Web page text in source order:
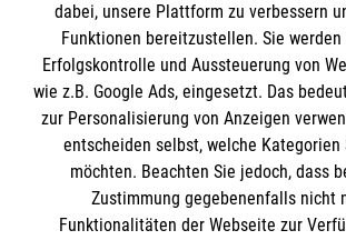
Spendenkonto
Empfänger: Malteser Hilfsdienst e.V.
IBAN: DE10 3706 0120 1201 2000 12
BIC: GENODED 1PA7
dabei, unsere Plattform zu verbessern
Funktionen bereitzustellen. Sie werden
Erfolgskontrolle und Aussteuerung von
wie z.B. Google Ads, eingesetzt. Das
zur Personalisierung von Anzeigen
entscheiden selbst, welche Kategorien
möchten. Beachten Sie jedoch, dass
Zustimmung gegebenenfalls nicht
Funktionalitäten der Webseite zur